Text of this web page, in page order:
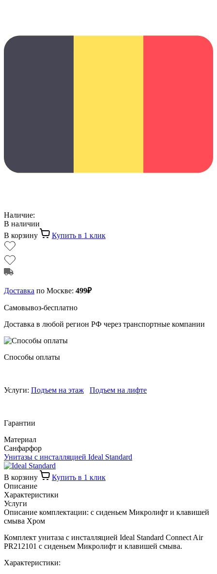
Наличие:
В наличии
В корзину
Купить в 1 клик
Доставка по Москве: 499₽
Самовывоз-бесплатно
Доставка в любой регион РФ через транспортные компании
Способы оплаты
Услуги: Подъем на этаж Подъем на лифте
Гарантии
Материал
Санфарфор
Унитазы с инсталляцией Ideal Standard
В корзину
Купить в 1 клик
Описание
Характеристики
Услуги
Описание комплектации: с сиденьем Микролифт и клавишей
смыва Хром
Комплект унитаза с инсталляцией Ideal Standard Connect Air
PR212101 с сиденьем Микролифт и клавишей смыва.
Характеристики: